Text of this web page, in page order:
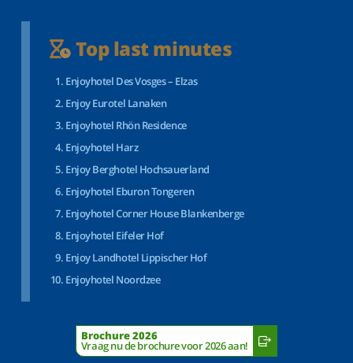
Top last minutes
Enjoyhotel Des Vosges – Elzas
Enjoy Eurotel Lanaken
Enjoyhotel Rhön Residence
Enjoyhotel Harz
Enjoy Berghotel Hochsauerland
Enjoyhotel Eburon Tongeren
Enjoyhotel Corner House Blankenberge
Enjoyhotel Eifeler Hof
Enjoy Landhotel Lippischer Hof
Enjoyhotel Noordzee
Brochure 2026
Vraag nu de brochure voor 2026 aan!